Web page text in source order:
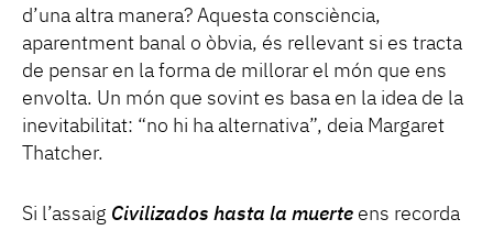
d’una altra manera? Aquesta consciència,
aparentment banal o òbvia, és rellevant si es tracta
de pensar en la forma de millorar el món que ens
envolta. Un món que sovint es basa en la idea de la
inevitabilitat: “no hi ha alternativa”, deia Margaret
Thatcher.
Si l’assaig Civilizados hasta la muerte ens recorda